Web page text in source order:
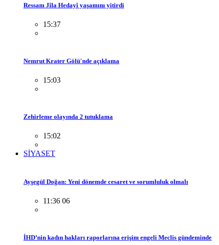
Ressam Jîla Hedayî yaşamını yitirdi
15:37
Nemrut Krater Gölü'nde açıklama
15:03
Zehirleme olayında 2 tutuklama
15:02
SİYASET
Ayşegül Doğan: Yeni dönemde cesaret ve sorumluluk olmalı
11:36 06
İHD’nin kadın hakları raporlarına erişim engeli Meclis gündeminde